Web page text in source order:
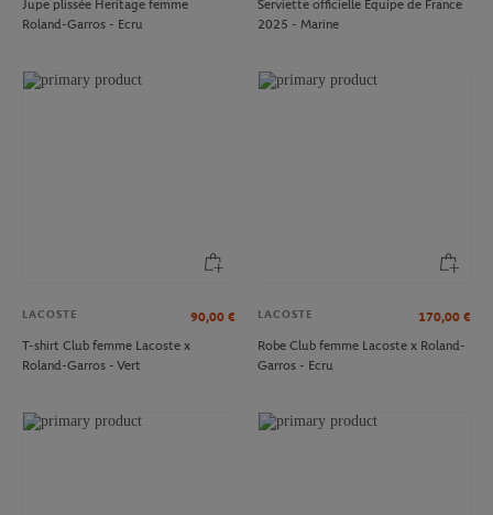
Jupe plissée Heritage femme
Roland-Garros - Ecru
Serviette officielle Equipe de France
2025 - Marine
LACOSTE 90,00 €
T-shirt Club femme Lacoste x
Roland-Garros - Vert
LACOSTE 170,00 €
Robe Club femme Lacoste x Roland-
Garros - Ecru